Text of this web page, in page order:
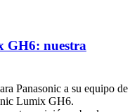
GH6: nuestra
Panasonic a su equipo de
Lumix GH6.